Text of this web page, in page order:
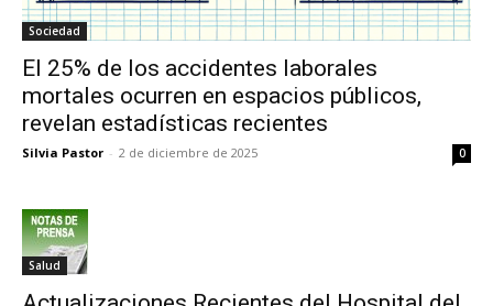
Sociedad
El 25% de los accidentes laborales
mortales ocurren en espacios públicos,
revelan estadísticas recientes
Silvia Pastor - 2 de diciembre de 2025 0
Salud